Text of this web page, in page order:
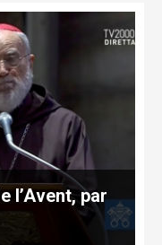
l’Avent, par